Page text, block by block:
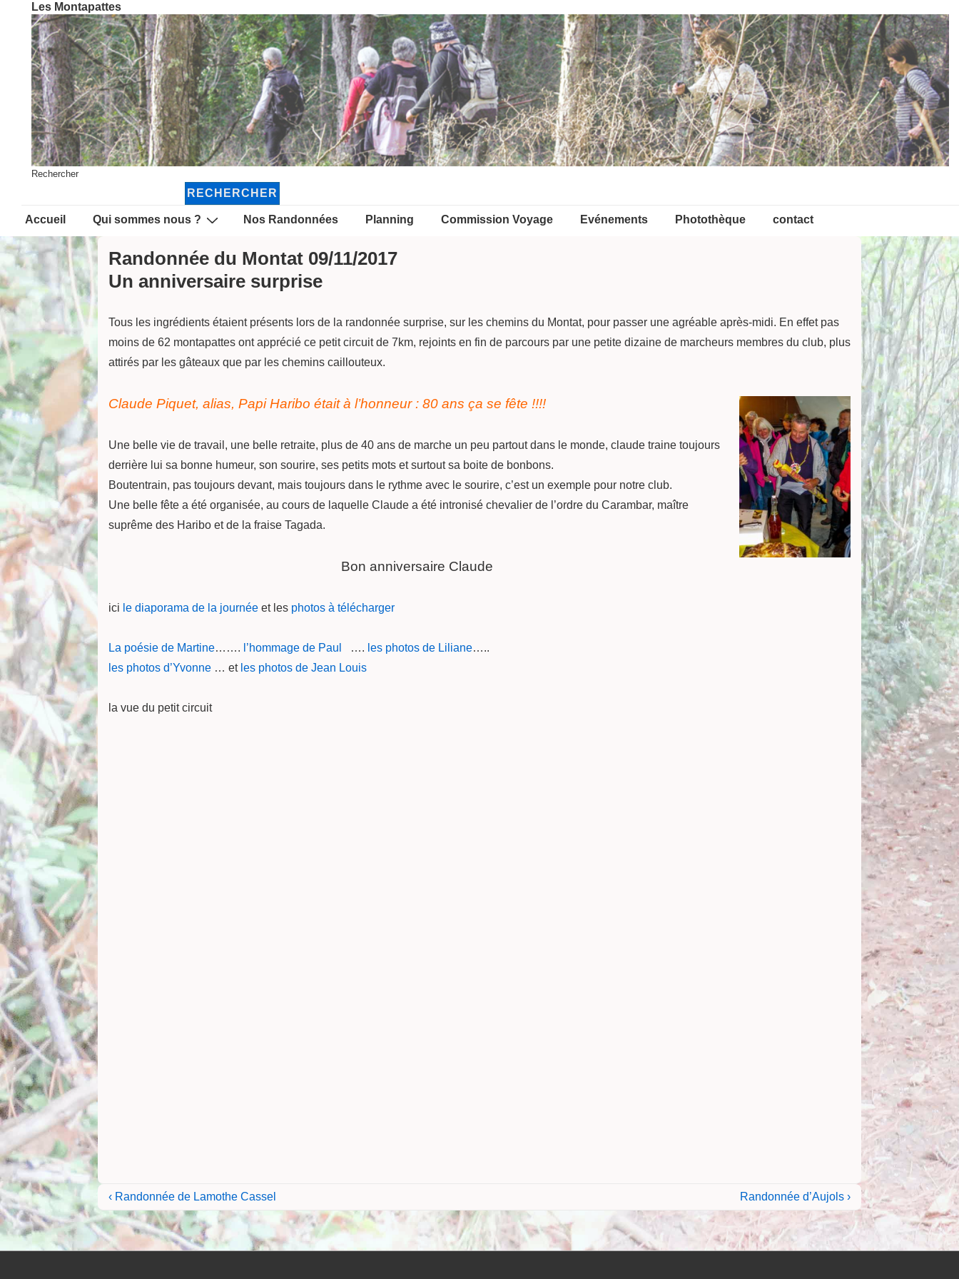
passer
contenu
principal
Les Montapattes
Rechercher
RECHERCHER
Main
Navigation
Accueil Qui sommes nous ? Nos Randonnées Planning Commission Voyage Evénements Photothèque contact
Randonnée du Montat 09/11/2017
Un anniversaire surprise
Tous les ingrédients étaient présents lors de la randonnée surprise, sur les chemins du Montat, pour passer une agréable après-midi. En effet pas
moins de 62 montapattes ont apprécié ce petit circuit de 7km, rejoints en fin de parcours par une petite dizaine de marcheurs membres du club, plus
attirés par les gâteaux que par les chemins caillouteux.
Claude Piquet, alias, Papi Haribo était à l’honneur : 80 ans ça se fête !!!!
Une belle vie de travail, une belle retraite, plus de 40 ans de marche un peu partout dans le monde, claude traine toujours
derrière lui sa bonne humeur, son sourire, ses petits mots et surtout sa boite de bonbons.
Boutentrain, pas toujours devant, mais toujours dans le rythme avec le sourire, c’est un exemple pour notre club.
Une belle fête a été organisée, au cours de laquelle Claude a été intronisé chevalier de l’ordre du Carambar, maître
suprême des Haribo et de la fraise Tagada.
Bon anniversaire Claude
ici le diaporama de la journée et les photos à télécharger
La poésie de Martine……. l’hommage de Paul …. les photos de Liliane…..
les photos d’Yvonne … et les photos de Jean Louis
la vue du petit circuit
Navigation
de
l’article
Previous
Post
is
‹ Randonnée de Lamothe Cassel
Next
Post
is
Randonnée d’Aujols ›